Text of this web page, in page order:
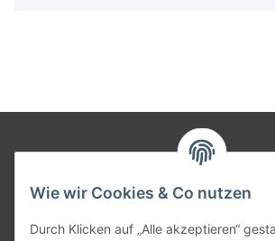
Wie wir Cookies & Co nutzen
Durch Klicken auf „Alle akzeptieren“
Gesetzliche Informationen